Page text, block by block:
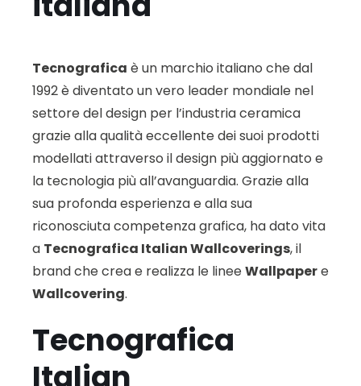
Tecnografica è un marchio italiano che dal
1992 è diventato un vero leader mondiale nel
settore del design per l’industria ceramica
grazie alla qualità eccellente dei suoi prodotti
modellati attraverso il design più aggiornato e
la tecnologia più all’avanguardia. Grazie alla
sua profonda esperienza e alla sua
riconosciuta competenza grafica, ha dato vita
a Tecnografica Italian Wallcoverings, il
brand che crea e realizza le lineeWallpapere
Wallcovering.
Tecnografica
Italian